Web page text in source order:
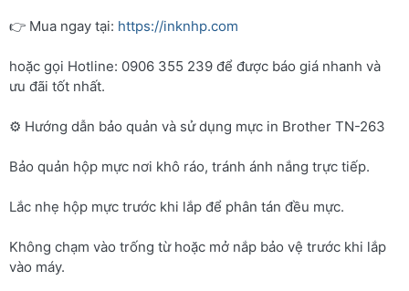
👉 Mua ngay tại: https://inknhp.com
hoặc gọi Hotline: 0906 355 239 để được báo giá nhanh và
ưu đãi tốt nhất.
⚙️ Hướng dẫn bảo quản và sử dụng mực in Brother TN-263
Bảo quản hộp mực nơi khô ráo, tránh ánh nắng trực tiếp.
Lắc nhẹ hộp mực trước khi lắp để phân tán đều mực.
Không chạm vào trống từ hoặc mở nắp bảo vệ trước khi lắp
vào máy.